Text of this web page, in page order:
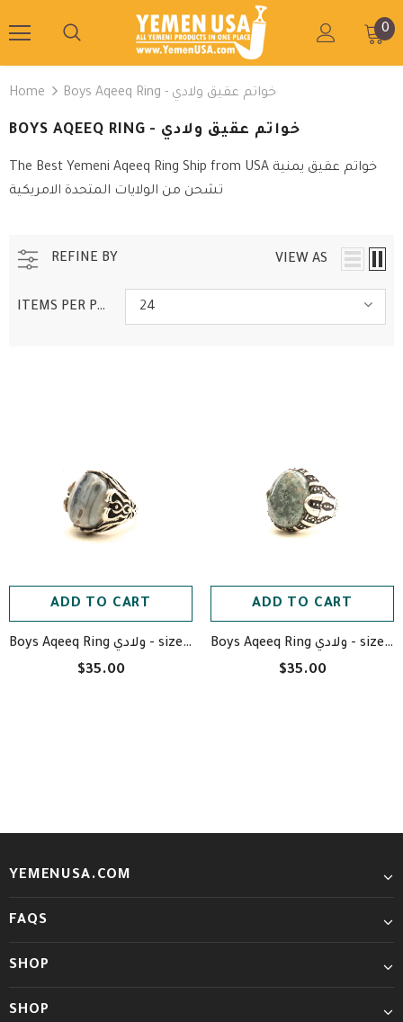
0
Home Boys Aqeeq Ring - خواتم عقيق ولادي
BOYS AQEEQ RING - خواتم عقيق ولادي
The Best Yemeni Aqeeq Ring Ship from USA خواتم عقيق يمنية
تشحن من الولايات المتحدة الامريكية
REFINE BY VIEW AS
ITEMS PER PAGE 24
ADD TO CART
Boys Aqeeq Ring ولادي - size: 2.5
$35.00
ADD TO CART
Boys Aqeeq Ring ولادي - size: 2
$35.00
YEMENUSA.COM
FAQS
SHOP
SHOP